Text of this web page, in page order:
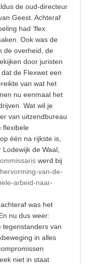
de oud-directeur
Geest. Achteraf
had ‘flex
Ook was de
de overheid, de
door juristen
de Flexwet een
van wat het
nu eenmaal het
Wat wil je
van uitzendbureau
flexibele
één na rijkste is,
de Waal,
ommissaris werd bij
van-de-
arbeid-naar-
was het
nu dus weer:
tegenstanders van
in alles
niet in staat